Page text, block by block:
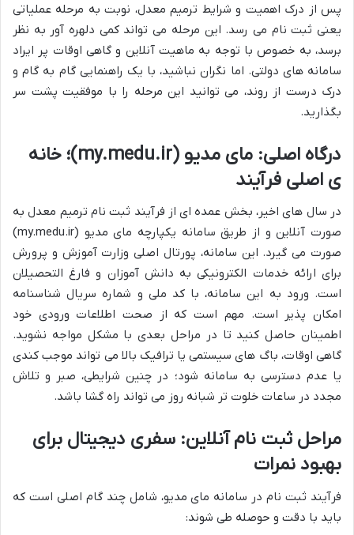
پس از درک اهمیت و شرایط ترمیم معدل، نوبت به مرحله عملیاتی
یعنی ثبت نام می رسد. این مرحله می تواند کمی دلهره آور به نظر
برسد، به خصوص با توجه به ماهیت آنلاین و گاهی اوقات پر ایراد
سامانه های دولتی. اما نگران نباشید، با یک راهنمایی گام به گام و
درک درست از روند، می توانید این مرحله را با موفقیت پشت سر
بگذارید.
درگاه اصلی: مای مدیو (my.medu.ir)؛ خانه
ی اصلی فرآیند
در سال های اخیر، بخش عمده ای از فرآیند ثبت نام ترمیم معدل به
صورت آنلاین و از طریق سامانه یکپارچه مای مدیو (my.medu.ir)
صورت می گیرد. این سامانه، پورتال اصلی وزارت آموزش و پرورش
برای ارائه خدمات الکترونیکی به دانش آموزان و فارغ التحصیلان
است. ورود به این سامانه، با کد ملی و شماره سریال شناسنامه
امکان پذیر است. مهم است که از صحت اطلاعات ورودی خود
اطمینان حاصل کنید تا در مراحل بعدی با مشکل مواجه نشوید.
گاهی اوقات، باگ های سیستمی یا ترافیک بالا می تواند موجب کندی
یا عدم دسترسی به سامانه شود؛ در چنین شرایطی، صبر و تلاش
مجدد در ساعات خلوت تر شبانه روز می تواند راه گشا باشد.
مراحل ثبت نام آنلاین: سفری دیجیتال برای
بهبود نمرات
فرآیند ثبت نام در سامانه مای مدیو، شامل چند گام اصلی است که
باید با دقت و حوصله طی شوند: